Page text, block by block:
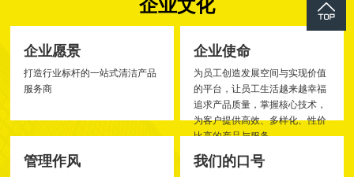
企业文化
企业愿景
打造行业标杆的一站式清洁产品
服务商
企业使命
为员工创造发展空间与实现价值
的平台，让员工生活越来越幸福
追求产品质量，掌握核心技术，
为客户提供高效、多样化、性价
比高的产品与服务
管理作风 我们的口号